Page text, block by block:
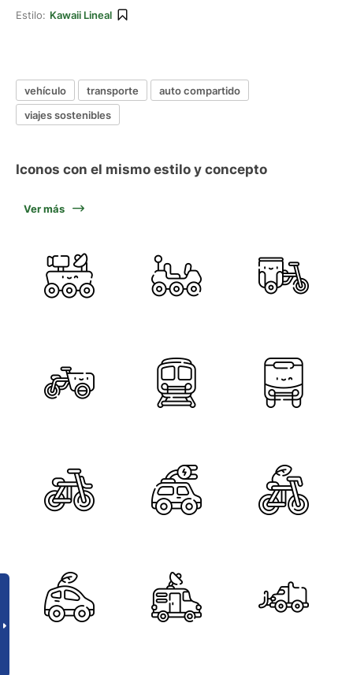
Estilo: Kawaii Lineal
vehículo transporte
auto compartido
viajes sostenibles
Iconos con el mismo estilo y concepto
Ver más